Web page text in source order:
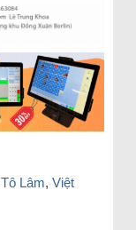
Tô Lâm, Việt